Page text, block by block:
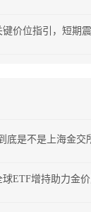
价位指引，短期
底是不是上海金交
ETF增持助力金